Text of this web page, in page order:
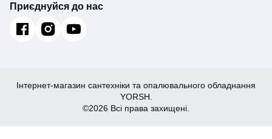
Приєднуйся до нас
Інтернет-магазин сантехніки та опалювального обладнання
YORSH.
©2026 Всі права захищені.